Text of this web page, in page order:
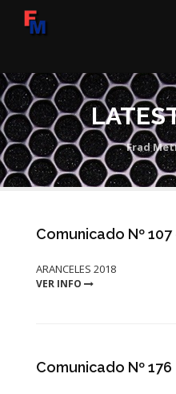
Frad
Comunicado Nº
ARANCELES 2018
VER INFO
Comunicado Nº 176